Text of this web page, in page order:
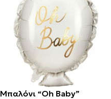
Μπαλόνι “Oh Baby”